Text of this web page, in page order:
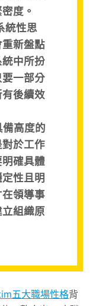
度。
統性思
新盤點
中所扮
一部分
後續效
高度的
於工作
確具體
性且明
領導事
組織原
五大職場性格背